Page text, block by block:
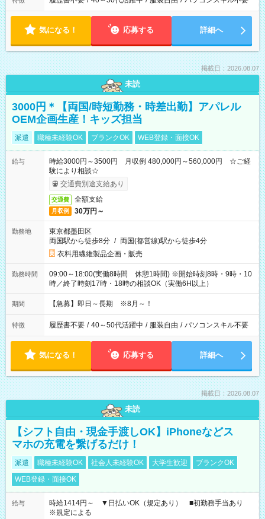
気になる！ 応募する 詳細へ
掲載日：2026.08.07
未読
3000円＊【両国/時短勤務・時差出勤】アパレル
OEM企画生産！キッズ担当
派遣 職種未経験OK ブランクOK WEB登録・面接OK
給与
時給3000円～3500円 月収例 480,000円～560,000円 ☆ご経
験により相談☆
交通費別途支給あり
交通費 全額支給
月収例 30万円～
勤務地
東京都墨田区
両国駅から徒歩8分 / 両国(都営線)駅から徒歩4分
衣料用繊維製品企画・販売
勤務時間
09:00～18:00(実働8時間 休憩1時間) ※開始時刻8時・9時・10
時／終了時刻17時・18時の相談OK（実働6H以上）
期間 【急募】即日～長期 ※8月～！
特徴 履歴書不要 / 40～50代活躍中 / 服装自由 / パソコンスキル不要
気になる！ 応募する 詳細へ
掲載日：2026.08.07
未読
【シフト自由・現金手渡しOK】iPhoneなどス
マホの充電を繋げるだけ！
派遣 職種未経験OK 社会人未経験OK 大学生歓迎
ブランクOK
WEB登録・面接OK
給与
時給1414円～ ▼日払いOK（規定あり） ■初勤務手当あり
※規定による